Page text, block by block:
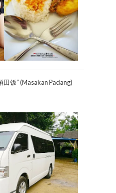
饭” (Masakan Padang)